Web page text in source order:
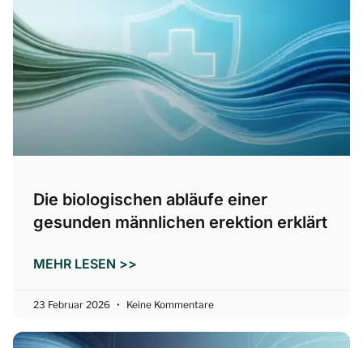
Die biologischen abläufe einer
gesunden männlichen erektion erklärt
MEHR LESEN >>
23 Februar 2026 Keine Kommentare